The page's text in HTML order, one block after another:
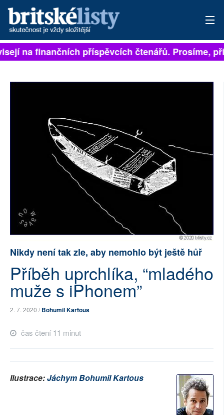
PŘIHLÁSIT
ROZHOVORY
NEJČTENĚJŠÍ ZA 7 DNÍ
PŘÍSPĚVKY NA PROVOZ
SOCIÁLNÍ SÍTĚ
RUBRIKY
PLNÁ VERZE STRÁNEK
na finančních příspěvcích čtenářů. Prosíme,
Nikdy není tak zle, aby nemohlo být ještě hůř
Příběh uprchlíka, “mladého
muže s iPhonem”
2. 7. 2020 /Bohumil Kartous
čas čtení 11 minut
Ilustrace: Jáchym Bohumil Kartous